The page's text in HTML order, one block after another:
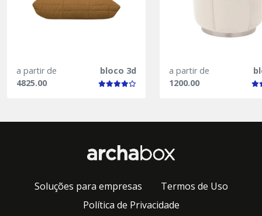
a partir de
4825.00
bloco 3d
a partir de
1200.00
Soluções para empresas
Termos de Uso
Política de Privacidade